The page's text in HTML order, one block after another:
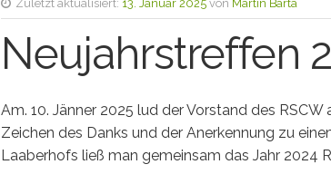
Zuletzt aktualisiert: 13. Januar 2025 von Martin Barta
Neujahrstreffen
Am. 10. Jänner 2025 lud der Vorstand des
Zeichen des Danks und der Anerkennung zu
Laaberhofs ließ man gemeinsam das Jahr 2024